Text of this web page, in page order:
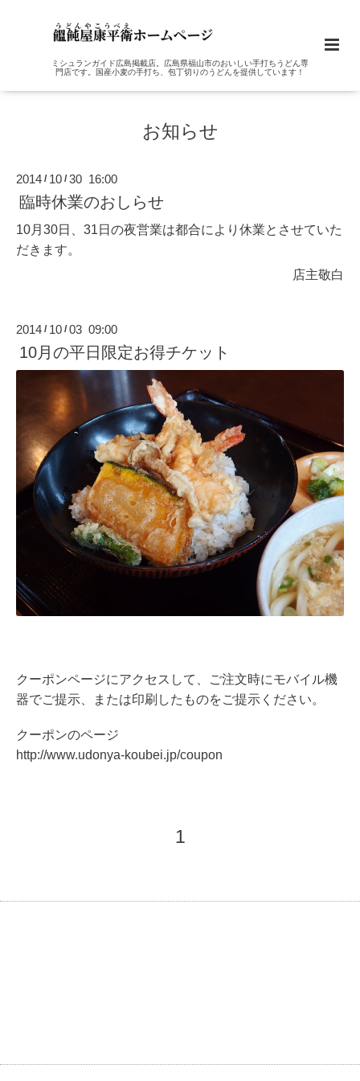
ミシュランガイド広島掲載店。広島県福山市のおいしい手打ちうどん専
門店です。国産小麦の手打ち、包丁切りのうどんを提供しています！
お知らせ
2014 / 10 /30 16:00
臨時休業のおしらせ
10月30日、31日の夜営業は都合により休業とさせていた
だきます。
店主敬白
2014 / 10 /03 09:00
10月の平日限定お得チケット
クーポンページにアクセスして、ご注文時にモバイル機
器でご提示、または印刷したものをご提示ください。
クーポンのページ
http://www.udonya-koubei.jp/coupon
1